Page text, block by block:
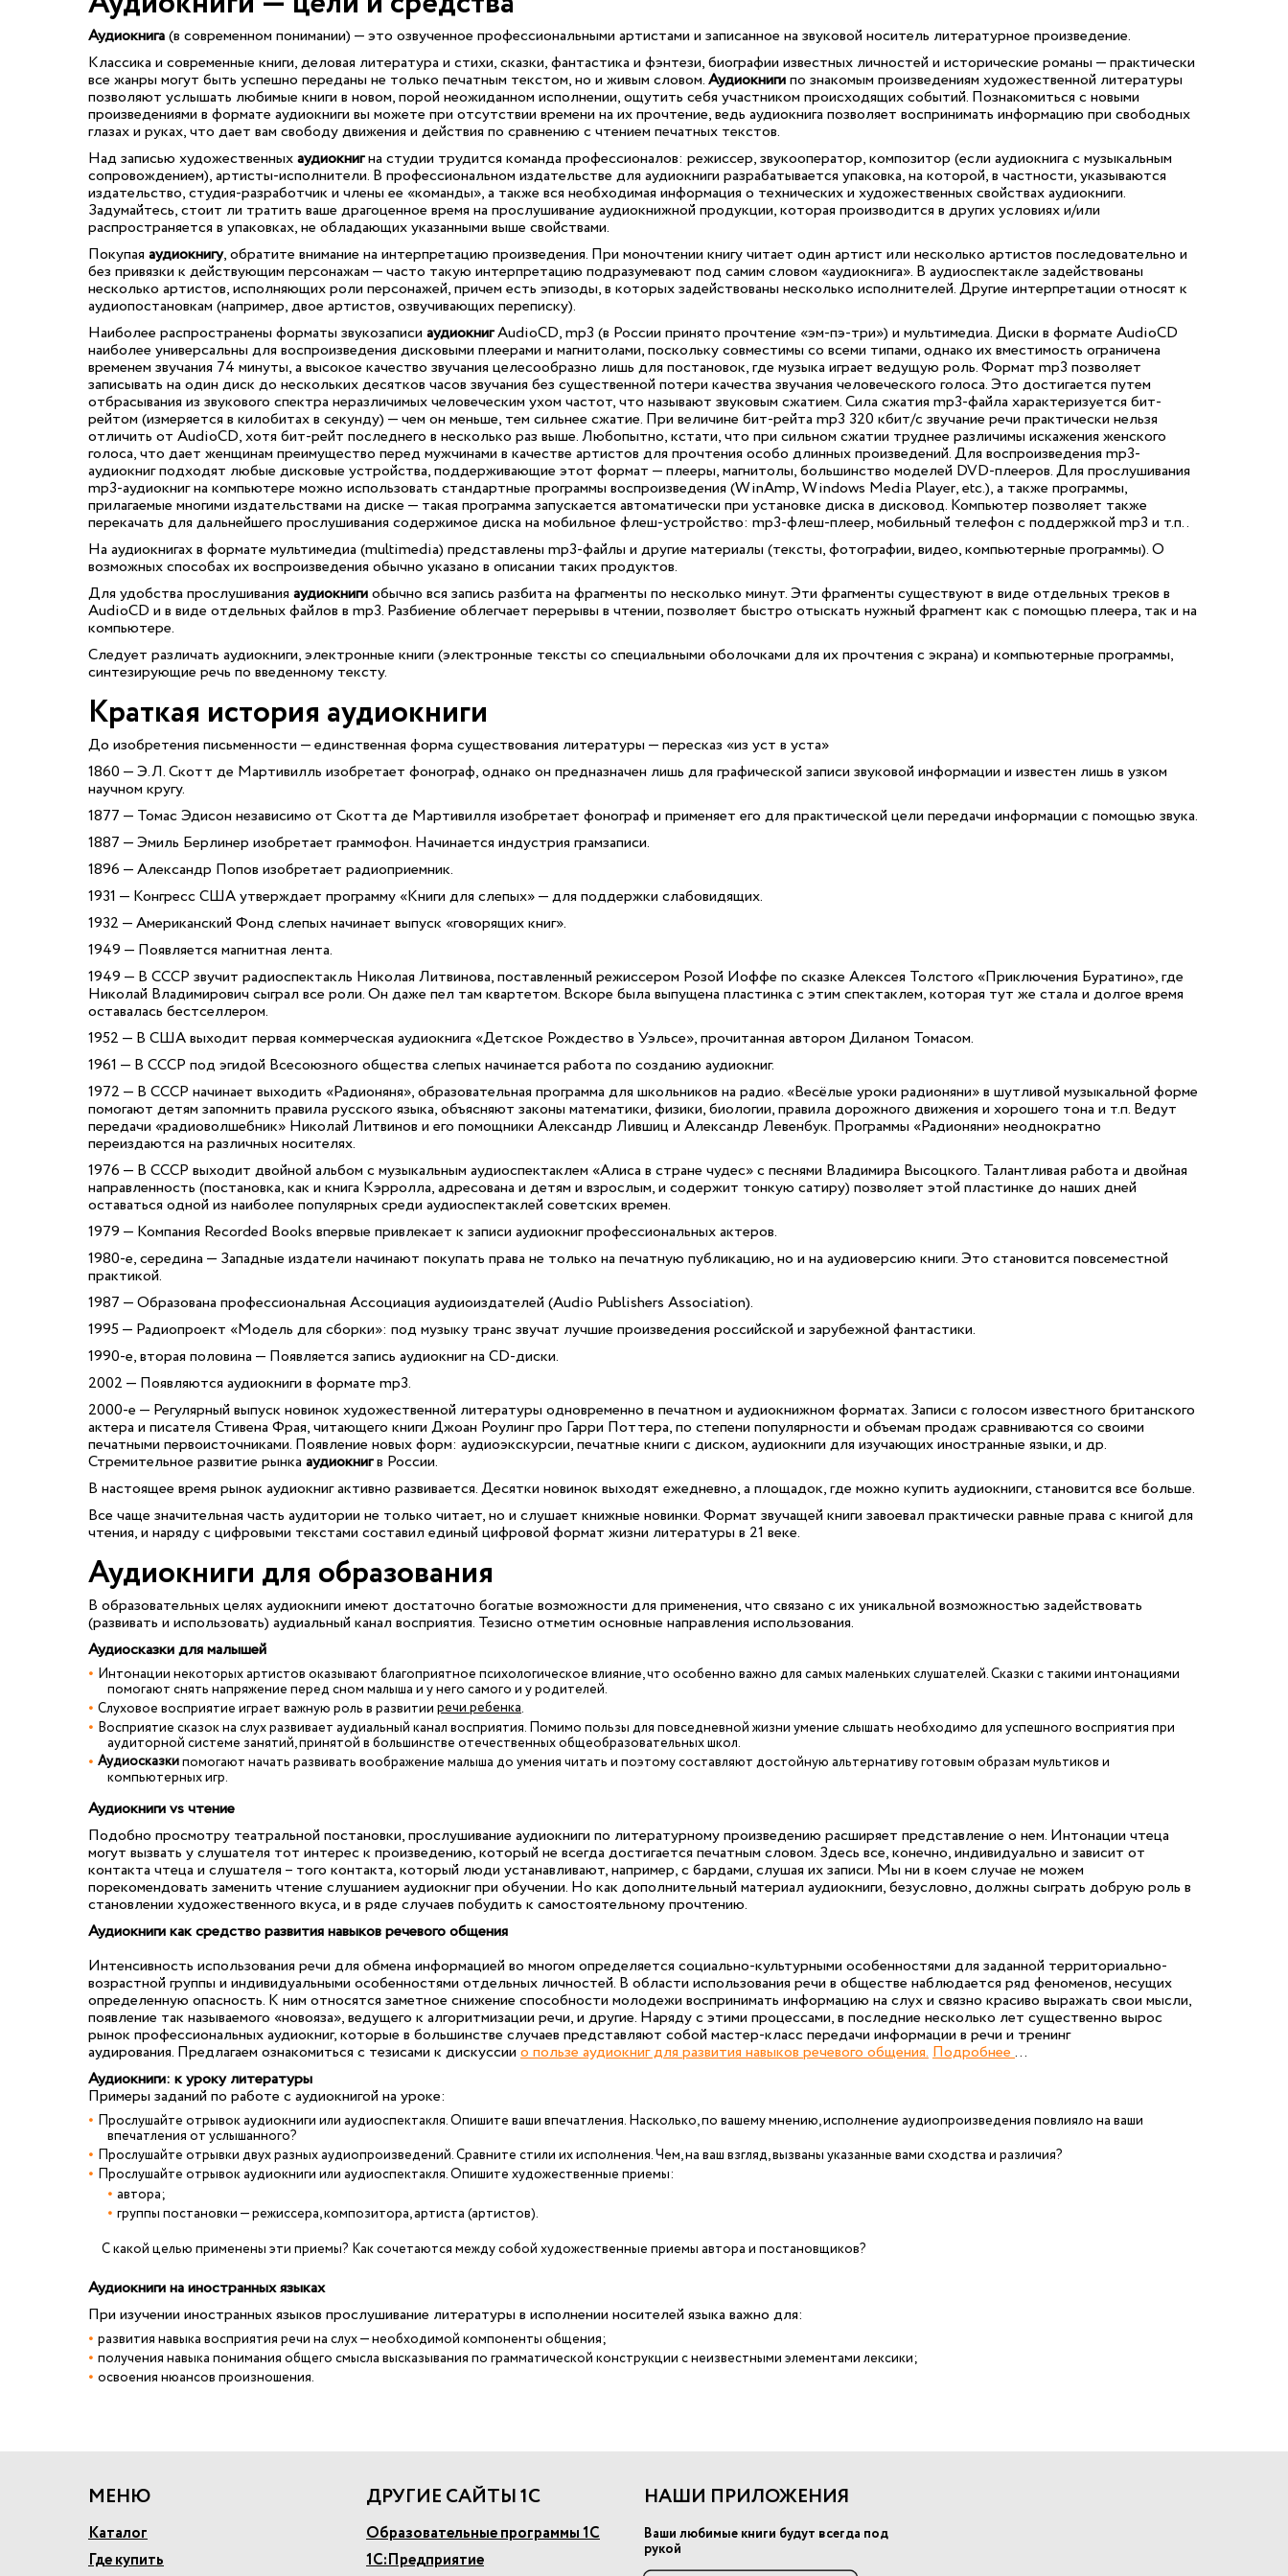
Аудиокнига(в современном понимании) — это озвученное профессиональными артистами и записанное на звуковой носитель литературное произведение.
Классика и современные книги, деловая литература и стихи, сказки, фантастика и фэнтези, биографии известных личностей и исторические романы — практически
все жанры могут быть успешно переданы не только печатным текстом, но и живым словом.Аудиокнигипо знакомым произведениям художественной литературы
позволяют услышать любимые книги в новом, порой неожиданном исполнении, ощутить себя участником происходящих событий. Познакомиться с новыми
произведениями в формате аудиокниги вы можете при отсутствии времени на их прочтение, ведь аудиокнига позволяет воспринимать информацию при свободных
глазах и руках, что дает вам свободу движения и действия по сравнению с чтением печатных текстов.
Над записью художественныхаудиокнигна студии трудится команда профессионалов: режиссер, звукооператор, композитор (если аудиокнига с музыкальным
сопровождением), артисты-исполнители. В профессиональном издательстве для аудиокниги разрабатывается упаковка, на которой, в частности, указываются
издательство, студия-разработчик и члены ее «команды», а также вся необходимая информация о технических и художественных свойствах аудиокниги.
Задумайтесь, стоит ли тратить ваше драгоценное время на прослушивание аудиокнижной продукции, которая производится в других условиях и/или
распространяется в упаковках, не обладающих указанными выше свойствами.
Покупая аудиокнигу, обратите внимание на интерпретацию произведения. При моночтении книгу читает один артист или несколько артистов последовательно и
без привязки к действующим персонажам — часто такую интерпретацию подразумевают под самим словом «аудиокнига». В аудиоспектакле задействованы
несколько артистов, исполняющих роли персонажей, причем есть эпизоды, в которых задействованы несколько исполнителей. Другие интерпретации относят к
аудиопостановкам (например, двое артистов, озвучивающих переписку).
Наиболее распространены форматы звукозаписи аудиокнигAudioCD, mp3 (в России принято прочтение «эм-пэ-три») и мультимедиа. Диски в формате AudioCD
наиболее универсальны для воспроизведения дисковыми плеерами и магнитолами, поскольку совместимы со всеми типами, однако их вместимость ограничена
временем звучания 74 минуты, а высокое качество звучания целесообразно лишь для постановок, где музыка играет ведущую роль. Формат mp3 позволяет
записывать на один диск до нескольких десятков часов звучания без существенной потери качества звучания человеческого голоса. Это достигается путем
отбрасывания из звукового спектра неразличимых человеческим ухом частот, что называют звуковым сжатием. Сила сжатия mp3-файла характеризуется бит-
рейтом (измеряется в килобитах в секунду) — чем он меньше, тем сильнее сжатие. При величине бит-рейта mp3 320 кбит/с звучание речи практически нельзя
отличить от AudioCD, хотя бит-рейт последнего в несколько раз выше. Любопытно, кстати, что при сильном сжатии труднее различимы искажения женского
голоса, что дает женщинам преимущество перед мужчинами в качестве артистов для прочтения особо длинных произведений. Для воспроизведения mp3-
аудиокниг подходят любые дисковые устройства, поддерживающие этот формат — плееры, магнитолы, большинство моделей DVD-плееров. Для прослушивания
mp3-аудиокниг на компьютере можно использовать стандартные программы воспроизведения (WinAmp, Windows Media Player, etc.), а также программы,
прилагаемые многими издательствами на диске — такая программа запускается автоматически при установке диска в дисковод. Компьютер позволяет также
перекачать для дальнейшего прослушивания содержимое диска на мобильное флеш-устройство: mp3-флеш-плеер, мобильный телефон с поддержкой mp3 и т.п..
На аудиокнигах в формате мультимедиа (multimedia) представлены mp3-файлы и другие материалы (тексты, фотографии, видео, компьютерные программы). О
возможных способах их воспроизведения обычно указано в описании таких продуктов.
Для удобства прослушивания аудиокнигиобычно вся запись разбита на фрагменты по несколько минут. Эти фрагменты существуют в виде отдельных треков в
AudioCD и в виде отдельных файлов в mp3. Разбиение облегчает перерывы в чтении, позволяет быстро отыскать нужный фрагмент как с помощью плеера, так и на
компьютере.
Следует различать аудиокниги, электронные книги (электронные тексты со специальными оболочками для их прочтения с экрана) и компьютерные программы,
синтезирующие речь по введенному тексту.
Краткая история аудиокниги
До изобретения письменности — единственная форма существования литературы — пересказ «из уст в уста»
1860 — Э.Л. Скотт де Мартивилль изобретает фонограф, однако он предназначен лишь для графической записи звуковой информации и известен лишь в узком
научном кругу.
1877 — Томас Эдисон независимо от Скотта де Мартивилля изобретает фонограф и применяет его для практической цели передачи информации с помощью звука.
1887 — Эмиль Берлинер изобретает граммофон. Начинается индустрия грамзаписи.
1896 — Александр Попов изобретает радиоприемник.
1931 — Конгресс США утверждает программу «Книги для слепых» — для поддержки слабовидящих.
1932 — Американский Фонд слепых начинает выпуск «говорящих книг».
1949 — Появляется магнитная лента.
1949 — В СССР звучит радиоспектакль Николая Литвинова, поставленный режиссером Розой Иоффе по сказке Алексея Толстого «Приключения Буратино», где
Николай Владимирович сыграл все роли. Он даже пел там квартетом. Вскоре была выпущена пластинка с этим спектаклем, которая тут же стала и долгое время
оставалась бестселлером.
1952 — В США выходит первая коммерческая аудиокнига «Детское Рождество в Уэльсе», прочитанная автором Диланом Томасом.
1961 — В СССР под эгидой Всесоюзного общества слепых начинается работа по созданию аудиокниг.
1972 — В СССР начинает выходить «Радионяня», образовательная программа для школьников на радио. «Весёлые уроки радионяни» в шутливой музыкальной форме
помогают детям запомнить правила русского языка, объясняют законы математики, физики, биологии, правила дорожного движения и хорошего тона и т.п. Ведут
передачи «радиоволшебник» Николай Литвинов и его помощники Александр Лившиц и Александр Левенбук. Программы «Радионяни» неоднократно
переиздаются на различных носителях.
1976 — В СССР выходит двойной альбом с музыкальным аудиоспектаклем «Алиса в стране чудес» с песнями Владимира Высоцкого. Талантливая работа и двойная
направленность (постановка, как и книга Кэрролла, адресована и детям и взрослым, и содержит тонкую сатиру) позволяет этой пластинке до наших дней
оставаться одной из наиболее популярных среди аудиоспектаклей советских времен.
1979 — Компания Recorded Books впервые привлекает к записи аудиокниг профессиональных актеров.
1980-е, середина — Западные издатели начинают покупать права не только на печатную публикацию, но и на аудиоверсию книги. Это становится повсеместной
практикой.
1987 — Образована профессиональная Ассоциация аудиоиздателей (Audio Publishers Association).
1995 — Радиопроект «Модель для сборки»: под музыку транс звучат лучшие произведения российской и зарубежной фантастики.
1990-е, вторая половина — Появляется запись аудиокниг на CD-диски.
2002 — Появляются аудиокниги в формате mp3.
2000-е — Регулярный выпуск новинок художественной литературы одновременно в печатном и аудиокнижном форматах. Записи с голосом известного британского
актера и писателя Стивена Фрая, читающего книги Джоан Роулинг про Гарри Поттера, по степени популярности и объемам продаж сравниваются со своими
печатными первоисточниками. Появление новых форм: аудиоэкскурсии, печатные книги с диском, аудиокниги для изучающих иностранные языки, и др.
Стремительное развитие рынка аудиокнигв России.
В настоящее время рынок аудиокниг активно развивается. Десятки новинок выходят ежедневно, а площадок, где можно купить аудиокниги, становится все больше.
Все чаще значительная часть аудитории не только читает, но и слушает книжные новинки. Формат звучащей книги завоевал практически равные права с книгой для
чтения, и наряду с цифровыми текстами составил единый цифровой формат жизни литературы в 21 веке.
Аудиокниги для образования
В образовательных целях аудиокниги имеют достаточно богатые возможности для применения, что связано с их уникальной возможностью задействовать
(развивать и использовать) аудиальный канал восприятия. Тезисно отметим основные направления использования.
Аудиосказки для малышей
Интонации некоторых артистов оказывают благоприятное психологическое влияние, что особенно важно для самых маленьких слушателей. Сказки с такими интонациями
помогают снять напряжение перед сном малыша и у него самого и у родителей.
Слуховое восприятие играет важную роль в развитии речи ребенка.
Восприятие сказок на слух развивает аудиальный канал восприятия. Помимо пользы для повседневной жизни умение слышать необходимо для успешного восприятия при
аудиторной системе занятий, принятой в большинстве отечественных общеобразовательных школ.
Аудиосказкипомогают начать развивать воображение малыша до умения читать и поэтому составляют достойную альтернативу готовым образам мультиков и
компьютерных игр.
Аудиокниги vs чтение
Подобно просмотру театральной постановки, прослушивание аудиокниги по литературному произведению расширяет представление о нем. Интонации чтеца
могут вызвать у слушателя тот интерес к произведению, который не всегда достигается печатным словом. Здесь все, конечно, индивидуально и зависит от
контакта чтеца и слушателя – того контакта, который люди устанавливают, например, с бардами, слушая их записи. Мы ни в коем случае не можем
порекомендовать заменить чтение слушанием аудиокниг при обучении. Но как дополнительный материал аудиокниги, безусловно, должны сыграть добрую роль в
становлении художественного вкуса, и в ряде случаев побудить к самостоятельному прочтению.
Аудиокниги как средство развития навыков речевого общения
Интенсивность использования речи для обмена информацией во многом определяется социально-культурными особенностями для заданной территориально-
возрастной группы и индивидуальными особенностями отдельных личностей. В области использования речи в обществе наблюдается ряд феноменов, несущих
определенную опасность. К ним относятся заметное снижение способности молодежи воспринимать информацию на слух и связно красиво выражать свои мысли,
появление так называемого «новояза», ведущего к алгоритмизации речи, и другие. Наряду с этими процессами, в последние несколько лет существенно вырос
рынок профессиональных аудиокниг, которые в большинстве случаев представляют собой мастер-класс передачи информации в речи и тренинг
аудирования. Предлагаем ознакомиться с тезисами к дискуссии о пользе аудиокниг для развития навыков речевого общения.Подробнее...
Аудиокниги: к уроку литературы
Примеры заданий по работе с аудиокнигой на уроке:
Прослушайте отрывок аудиокниги или аудиоспектакля. Опишите ваши впечатления. Насколько, по вашему мнению, исполнение аудиопроизведения повлияло на ваши
впечатления от услышанного?
Прослушайте отрывки двух разных аудиопроизведений. Сравните стили их исполнения. Чем, на ваш взгляд, вызваны указанные вами сходства и различия?
Прослушайте отрывок аудиокниги или аудиоспектакля. Опишите художественные приемы:
автора;
группы постановки — режиссера, композитора, артиста (артистов).
С какой целью применены эти приемы? Как сочетаются между собой художественные приемы автора и постановщиков?
Аудиокниги на иностранных языках
При изучении иностранных языков прослушивание литературы в исполнении носителей языка важно для:
развития навыка восприятия речи на слух — необходимой компоненты общения;
получения навыка понимания общего смысла высказывания по грамматической конструкции с неизвестными элементами лексики;
освоения нюансов произношения.
МЕНЮ
Каталог
Где купить
ДРУГИЕ САЙТЫ 1С
Образовательные программы 1С
1С:Предприятие
НАШИ ПРИЛОЖЕНИЯ
Ваши любимые книги будут всегда под
рукой